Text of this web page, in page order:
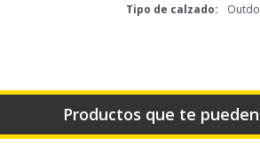
Tipo de calzado
Productos que te